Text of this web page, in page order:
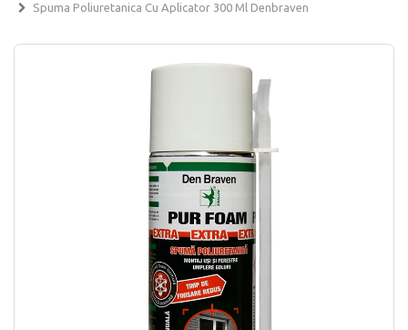
Spuma Poliuretanica Cu Aplicator 300 Ml Denbraven